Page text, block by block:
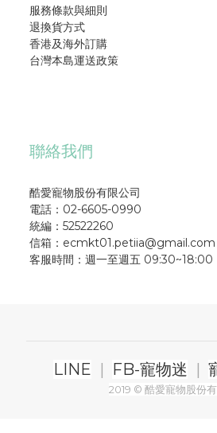
服務條款與細則
退換貨方式
香港及海外訂購
台灣本島運送政策
聯絡我們
酷愛寵物股份有限公司
電話：02-6605-0990
統編：52522260
信箱：ecmkt01.petiia@gmail.com
客服時間：週一至週五 09:30~18:00
LINE | FB-寵物迷 |
2019 © 酷愛寵物股份